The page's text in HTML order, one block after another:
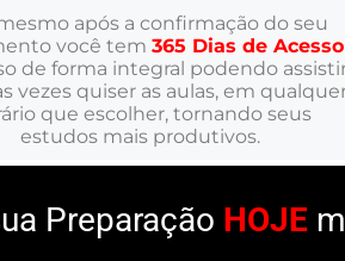
após a confirmação do seu
você tem 365 Dias de Acesso
de forma integral podendo
vezes quiser as aulas, em
que escolher, tornando seus
estudos mais produtivos.
Preparação HOJE